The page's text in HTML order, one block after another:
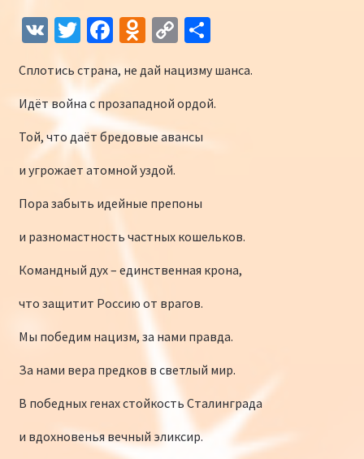
Наши участники и победители
Наши участники 2017
Страничка победителей 2017
V T
tt
er
Fa
b
o
o
k
O
n
o
kl
as
sn
iki
C
p
y
Li
О
п
р
Сплотись страна, не дай нацизму шанса.
Идёт война с прозападной ордой.
Той, что даёт бредовые авансы
и угрожает атомной уздой.
Пора забыть идейные препоны
и разномастность частных кошельков.
Командный дух – единственная крона,
что защитит Россию от врагов.
Мы победим нацизм, за нами правда.
За нами вера предков в светлый мир.
В победных генах стойкость Сталинграда
и вдохновенья вечный эликсир.